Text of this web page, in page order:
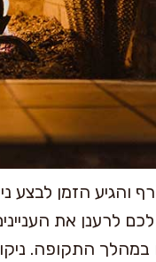
והגיע הזמן לבצע
לרענן את
התקופה.